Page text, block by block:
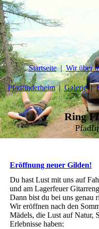
Startseite Wir über
Pfadfinderheim Galerie
Ring
Eröffnung neuer Gilden!
Du hast Lust mit uns auf
und am Lagerfeuer
Dann bist du bei uns genau
Wir eröffnen nach den
Mädels, die Lust auf Natur,
Erlebnisse haben: